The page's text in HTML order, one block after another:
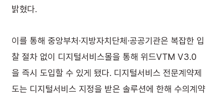
밝혔다.
이를 통해 중앙부처·지방자치단체·공공기관은 복잡한 입
찰 절차 없이 디지털서비스몰을 통해 위드VTM V3.0
을 즉시 도입할 수 있게 됐다. 디지털서비스 전문계약제
도는 디지털서비스 지정을 받은 솔루션에 한해 수의계약